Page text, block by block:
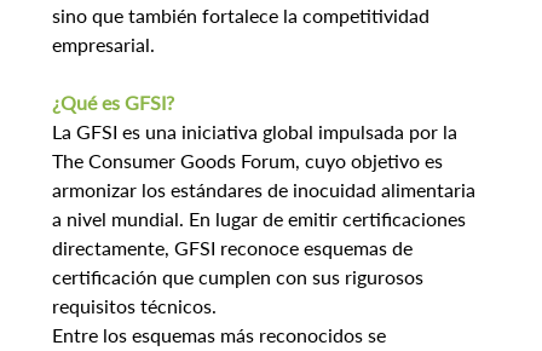
sino que también fortalece la competitividad
empresarial.
¿Qué es GFSI?
La GFSI es una iniciativa global impulsada por la
The Consumer Goods Forum, cuyo objetivo es
armonizar los estándares de inocuidad alimentaria
a nivel mundial. En lugar de emitir certificaciones
directamente, GFSI reconoce esquemas de
certificación que cumplen con sus rigurosos
requisitos técnicos.
Entre los esquemas más reconocidos se